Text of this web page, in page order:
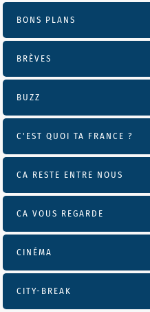
BONS PLANS
BRÈVES
BUZZ
C'EST QUOI TA FRANCE ?
CA RESTE ENTRE NOUS
CA VOUS REGARDE
CINÉMA
CITY-BREAK